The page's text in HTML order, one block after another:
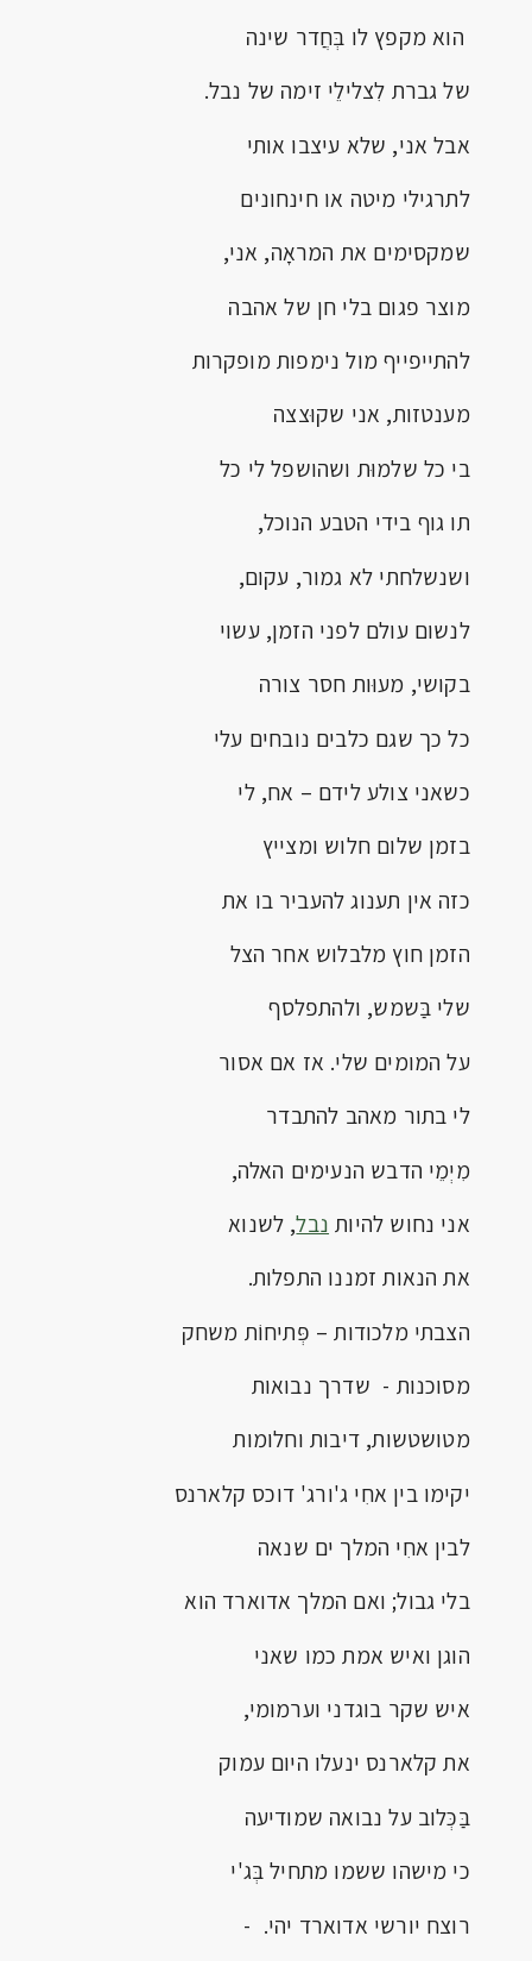
הוא מקפץ לו בְּחֲדר שינה
של גברת לִצלילֵי זימה של נבל.
אבל אני, שלא עיצבו אותי
לתרגילי מיטה או חינחונים
שמקסימים את המראָה, אני,
מוצר פגום בלי חן של אהבה
להתייפייף מול נימפות מופקרות
מענטזות, אני שקוּצצה
בי כל שלמוּת ושהושפל לי כל
תו גוף בידי הטבע הנוכל,
ושנשלחתי לא גמור, עקום,
לנשום עולם לפני הזמן, עשוי
בקושי, מעוּות חסר צורה
כל כך שגם כלבים נובחים עלי
כשאני צולע לידם – אח, לי
בזמן שלום חלוש ומצייץ
כזה אין תענוג להעביר בו את
הזמן חוץ מלבלוש אחר הצל
שלי בַּשמש, ולהתפלסף
על המומים שלי. אז אם אסור
לי בתור מאהב להתבדר
מִיְמֵי הדבש הנעימים האלה,
אני נחוש להיות נבל, לשנוא
את הנאות זמננו התפלות.
הצבתי מלכודות – פְּתיחוֹת משחק
מסוכנות - שדרך נבואות
מטושטשות, דיבות וחלומות
יקימו בין אחִי ג'ורג' דוכס קלארנס
לבין אחִי המלך ים שנאה
בלי גבול; ואם המלך אדוארד הוא
הוגן ואיש אמת כמו שאני
איש שקר בוגדני וערמומי,
את קלארנס ינעלו היום עמוק
בַּכְּלוב על נבואה שמודיעה
כי מישהו ששמו מתחיל בְּג'י
רוצח יורשי אדוארד יהי. -